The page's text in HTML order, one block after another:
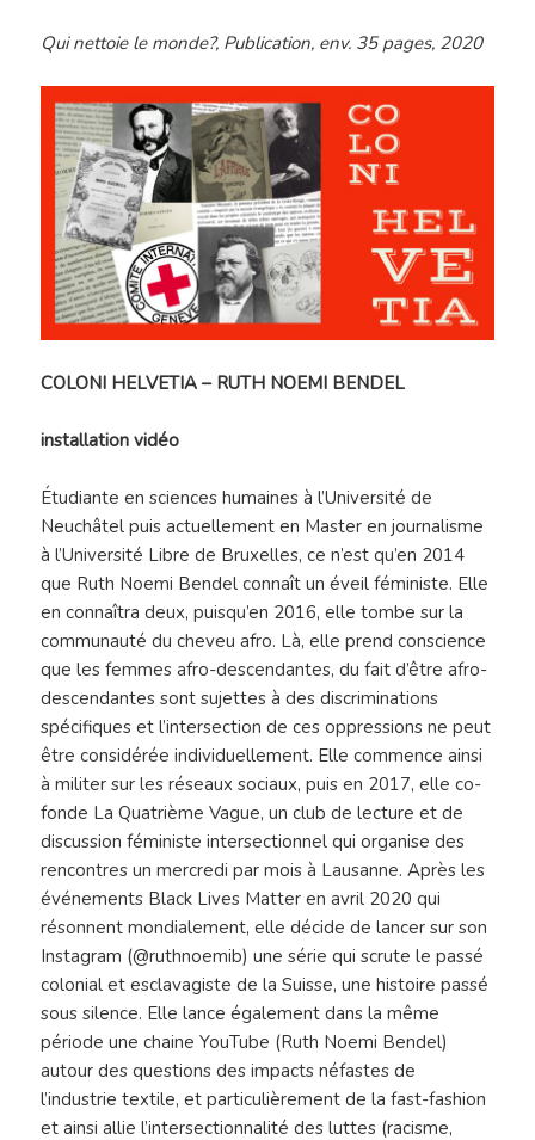
Qui nettoie le monde?, Publication, env. 35 pages, 2020
COLONI HELVETIA – RUTH NOEMI BENDEL
installation vidéo
Étudiante en sciences humaines à l’Université de
Neuchâtel puis actuellement en Master en journalisme
à l’Université Libre de Bruxelles, ce n’est qu’en 2014
que Ruth Noemi Bendel connaît un éveil féministe. Elle
en connaîtra deux, puisqu’en 2016, elle tombe sur la
communauté du cheveu afro. Là, elle prend conscience
que les femmes afro-descendantes, du fait d’être afro-
descendantes sont sujettes à des discriminations
spécifiques et l’intersection de ces oppressions ne peut
être considérée individuellement. Elle commence ainsi
à militer sur les réseaux sociaux, puis en 2017, elle co-
fonde La Quatrième Vague, un club de lecture et de
discussion féministe intersectionnel qui organise des
rencontres un mercredi par mois à Lausanne. Après les
événements Black Lives Matter en avril 2020 qui
résonnent mondialement, elle décide de lancer sur son
Instagram (@ruthnoemib) une série qui scrute le passé
colonial et esclavagiste de la Suisse, une histoire passé
sous silence. Elle lance également dans la même
période une chaine YouTube (Ruth Noemi Bendel)
autour des questions des impacts néfastes de
l’industrie textile, et particulièrement de la fast-fashion
et ainsi allie l’intersectionnalité des luttes (racisme,